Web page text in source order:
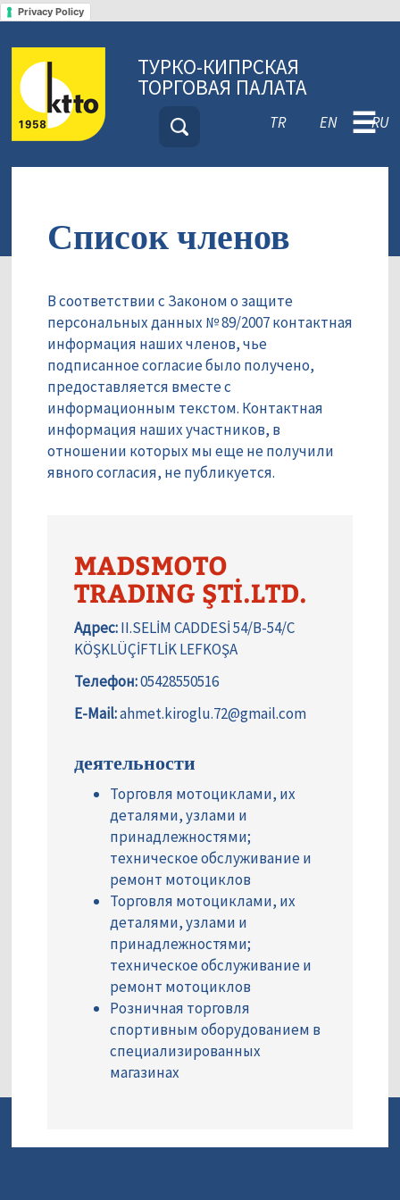
Privacy Policy
ТУРКО-КИПРСКАЯ
ТОРГОВАЯ ПАЛАТА
TR EN RU
☰
Список членов
В соответствии с Законом о защите
персональных данных № 89/2007 контактная
информация наших членов, чье
подписанное согласие было получено,
предоставляется вместе с
информационным текстом. Контактная
информация наших участников, в
отношении которых мы еще не получили
явного согласия, не публикуется.
MADSMOTO
TRADING ŞTİ.LTD.
Адрес:II.SELİM CADDESİ 54/B-54/C
KÖŞKLÜÇİFTLİK LEFKOŞA
Телефон:05428550516
E-Mail:ahmet.kiroglu.72@gmail.com
деятельности
Торговля мотоциклами, их
деталями, узлами и
принадлежностями;
техническое обслуживание и
ремонт мотоциклов
Торговля мотоциклами, их
деталями, узлами и
принадлежностями;
техническое обслуживание и
ремонт мотоциклов
Розничная торговля
спортивным оборудованием в
специализированных
магазинах